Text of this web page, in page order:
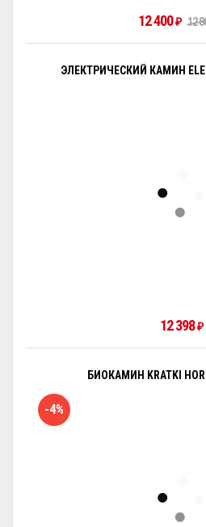
12 400₽ 12
ЭЛЕКТРИЧЕСКИЙ КАМИН
12 398₽
БИОКАМИН KRATKI
-4%